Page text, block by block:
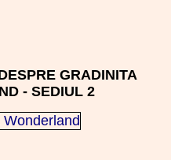
GRADINITA
- SEDIUL 2